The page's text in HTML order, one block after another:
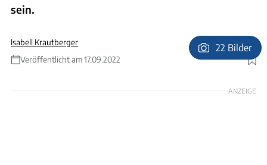
sein.
Isabell Krautberger
Veröffentlicht am 17.09.2022
Foto: Easygoinc
22 Bilder
ANZEIGE